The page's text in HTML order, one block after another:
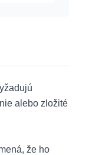
alebo zložité
že ho